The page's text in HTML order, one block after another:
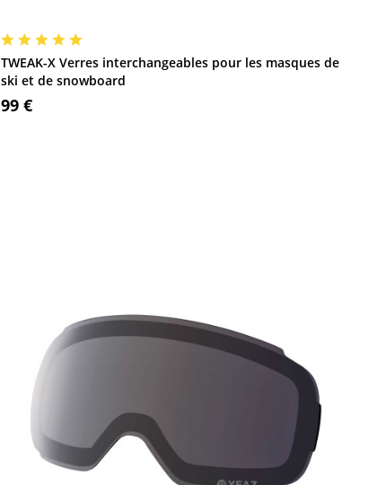
TWEAK-X Verres interchangeables pour les masques de
ski et de snowboard
99 €